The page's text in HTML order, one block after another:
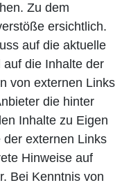
Zu dem
ersichtlich.
auf die aktuelle
die Inhalte der
von externen Links
die hinter
Inhalte zu Eigen
externen Links
Hinweise auf
Bei Kenntnis von